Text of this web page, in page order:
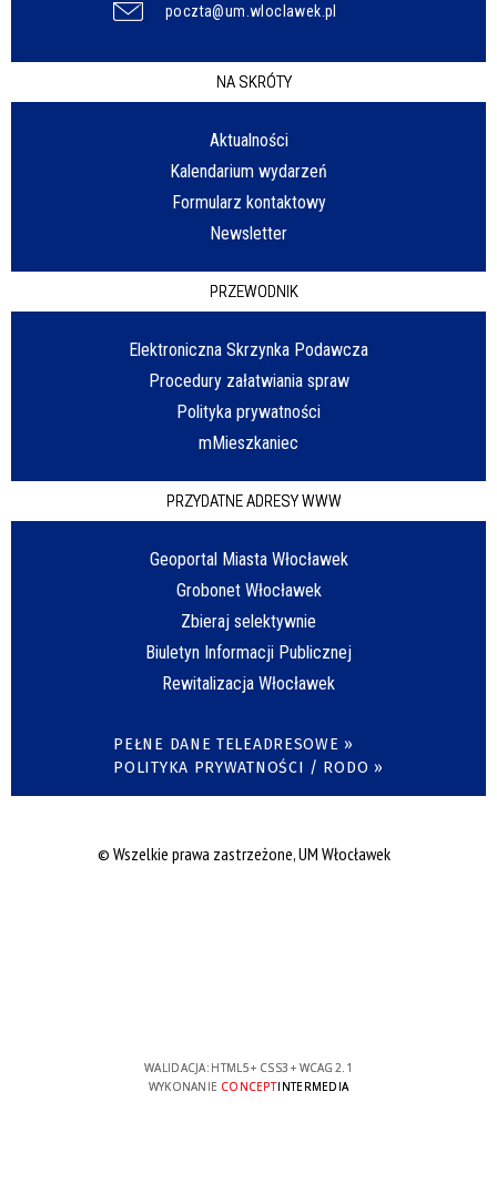
poczta@um.wloclawek.pl
NA SKRÓTY
Aktualności
Kalendarium wydarzeń
Formularz kontaktowy
Newsletter
PRZEWODNIK
Elektroniczna Skrzynka Podawcza
Procedury załatwiania spraw
Polityka prywatności
mMieszkaniec
PRZYDATNE ADRESY WWW
Geoportal Miasta Włocławek
Grobonet Włocławek
Zbieraj selektywnie
Biuletyn Informacji Publicznej
Rewitalizacja Włocławek
PEŁNE DANE TELEADRESOWE »
POLITYKA PRYWATNOŚCI / RODO »
© Wszelkie prawa zastrzeżone, UM Włocławek
WALIDACJA: HTML5+ CSS3 + WCAG 2.1
WYKONANIE CONCEPTINTERMEDIA